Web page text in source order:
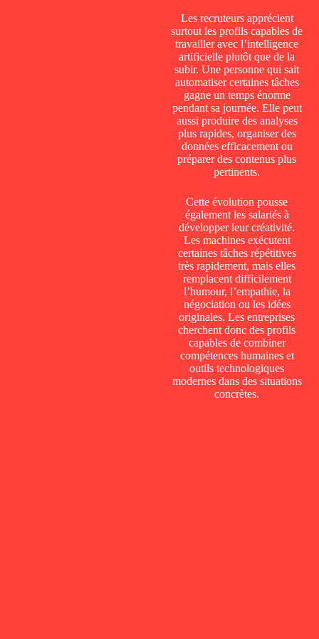
Les recruteurs apprécient
surtout les profils capables de
travailler avec l’intelligence
artificielle plutôt que de la
subir. Une personne qui sait
automatiser certaines tâches
gagne un temps énorme
pendant sa journée. Elle peut
aussi produire des analyses
plus rapides, organiser des
données efficacement ou
préparer des contenus plus
pertinents.
Cette évolution pousse
également les salariés à
développer leur créativité.
Les machines exécutent
certaines tâches répétitives
très rapidement, mais elles
remplacent difficilement
l’humour, l’empathie, la
négociation ou les idées
originales. Les entreprises
cherchent donc des profils
capables de combiner
compétences humaines et
outils technologiques
modernes dans des situations
concrètes.